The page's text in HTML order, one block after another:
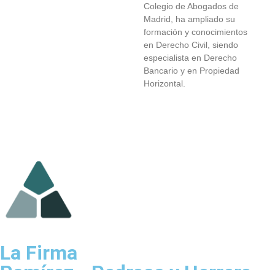
Colegio de Abogados de
Madrid, ha ampliado su
formación y conocimientos
en Derecho Civil, siendo
especialista en Derecho
Bancario y en Propiedad
Horizontal.
La Firma